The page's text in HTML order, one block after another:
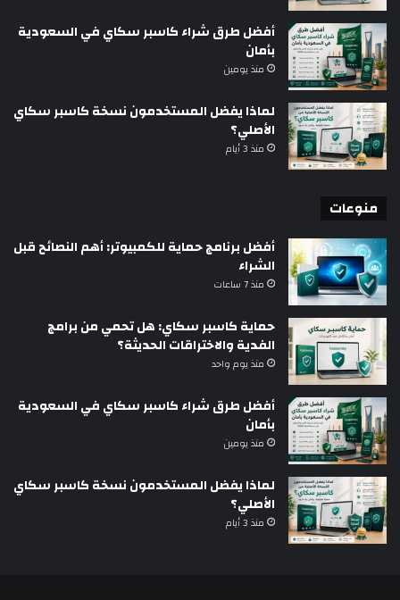
أفضل طرق شراء كاسبر سكاي في السعودية
بأمان
منذ يومين
لماذا يفضل المستخدمون نسخة كاسبر سكاي
الأصلي؟
منذ 3 أيام
منوعات
أفضل برنامج حماية للكمبيوتر: أهم النصائح قبل
الشراء
منذ 7 ساعات
حماية كاسبر سكاي: هل تحمي من برامج
الفدية والاختراقات الحديثة؟
منذ يوم واحد
أفضل طرق شراء كاسبر سكاي في السعودية
بأمان
منذ يومين
لماذا يفضل المستخدمون نسخة كاسبر سكاي
الأصلي؟
منذ 3 أيام